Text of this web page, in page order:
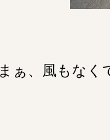
まぁ、風もなく